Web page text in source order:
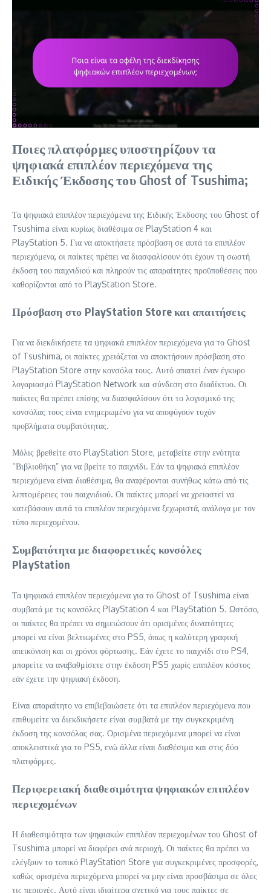
Ποιες πλατφόρμες υποστηρίζουν τα
ψηφιακά επιπλέον περιεχόμενα της
Ειδικής Έκδοσης του Ghost of Tsushima;
Τα ψηφιακά επιπλέον περιεχόμενα της Ειδικής Έκδοσης του Ghost of
Tsushima είναι κυρίως διαθέσιμα σε PlayStation 4 και
PlayStation 5. Για να αποκτήσετε πρόσβαση σε αυτά τα επιπλέον
περιεχόμενα, οι παίκτες πρέπει να διασφαλίσουν ότι έχουν τη σωστή
έκδοση του παιχνιδιού και πληρούν τις απαραίτητες προϋποθέσεις που
καθορίζονται από το PlayStation Store.
Πρόσβαση στο PlayStation Store και απαιτήσεις
Για να διεκδικήσετε τα ψηφιακά επιπλέον περιεχόμενα για το Ghost
of Tsushima, οι παίκτες χρειάζεται να αποκτήσουν πρόσβαση στο
PlayStation Store στην κονσόλα τους. Αυτό απαιτεί έναν έγκυρο
λογαριασμό PlayStation Network και σύνδεση στο διαδίκτυο. Οι
παίκτες θα πρέπει επίσης να διασφαλίσουν ότι το λογισμικό της
κονσόλας τους είναι ενημερωμένο για να αποφύγουν τυχόν
προβλήματα συμβατότητας.
Μόλις βρεθείτε στο PlayStation Store, μεταβείτε στην ενότητα
“Βιβλιοθήκη” για να βρείτε το παιχνίδι. Εάν τα ψηφιακά επιπλέον
περιεχόμενα είναι διαθέσιμα, θα αναφέρονται συνήθως κάτω από τις
λεπτομέρειες του παιχνιδιού. Οι παίκτες μπορεί να χρειαστεί να
κατεβάσουν αυτά τα επιπλέον περιεχόμενα ξεχωριστά, ανάλογα με τον
τύπο περιεχομένου.
Συμβατότητα με διαφορετικές κονσόλες
PlayStation
Τα ψηφιακά επιπλέον περιεχόμενα για το Ghost of Tsushima είναι
συμβατά με τις κονσόλες PlayStation 4 και PlayStation 5. Ωστόσο,
οι παίκτες θα πρέπει να σημειώσουν ότι ορισμένες δυνατότητες
μπορεί να είναι βελτιωμένες στο PS5, όπως η καλύτερη γραφική
απεικόνιση και οι χρόνοι φόρτωσης. Εάν έχετε το παιχνίδι στο PS4,
μπορείτε να αναβαθμίσετε στην έκδοση PS5 χωρίς επιπλέον κόστος
εάν έχετε την ψηφιακή έκδοση.
Είναι απαραίτητο να επιβεβαιώσετε ότι τα επιπλέον περιεχόμενα που
επιθυμείτε να διεκδικήσετε είναι συμβατά με την συγκεκριμένη
έκδοση της κονσόλας σας. Ορισμένα περιεχόμενα μπορεί να είναι
αποκλειστικά για το PS5, ενώ άλλα είναι διαθέσιμα και στις δύο
πλατφόρμες.
Περιφερειακή διαθεσιμότητα ψηφιακών επιπλέον
περιεχομένων
Η διαθεσιμότητα των ψηφιακών επιπλέον περιεχομένων του Ghost of
Tsushima μπορεί να διαφέρει ανά περιοχή. Οι παίκτες θα πρέπει να
ελέγξουν το τοπικό PlayStation Store για συγκεκριμένες προσφορές,
καθώς ορισμένα περιεχόμενα μπορεί να μην είναι προσβάσιμα σε όλες
τις περιοχές. Αυτό είναι ιδιαίτερα σχετικό για τους παίκτες σε